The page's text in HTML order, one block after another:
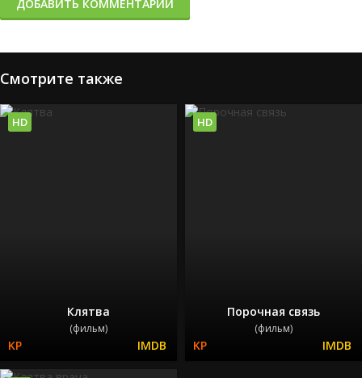
ДОБАВИТЬ КОММЕНТАРИЙ
Смотрите также
Клятва
(фильм)
HD
Порочная связь
(фильм)
HD